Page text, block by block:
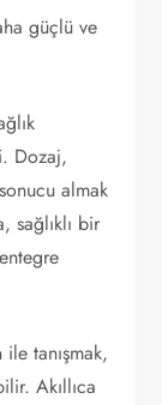
güçlü ve
Dozaj,
almak
sağlıklı bir
tanışmak,
Akıllıca